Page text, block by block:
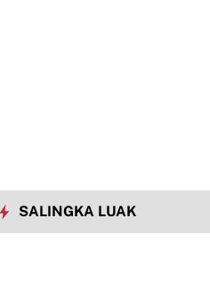
SALINGKA LUAK